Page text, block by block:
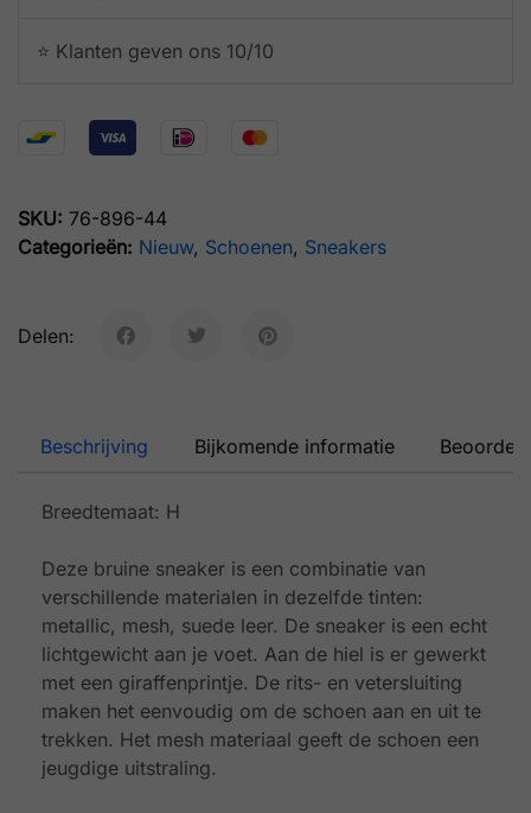
⭐️ Klanten geven ons 10/10
SKU: 76-896-44
Categorieën: Nieuw, Schoenen, Sneakers
Delen:
Beschrijving Bijkomende informatie
Breedtemaat: H
Deze bruine sneaker is een combinatie van
verschillende materialen in dezelfde tinten:
metallic, mesh, suede leer. De sneaker is een echt
lichtgewicht aan je voet. Aan de hiel is er gewerkt
met een giraffenprintje. De rits- en vetersluiting
maken het eenvoudig om de schoen aan en uit te
trekken. Het mesh materiaal geeft de schoen een
jeugdige uitstraling.